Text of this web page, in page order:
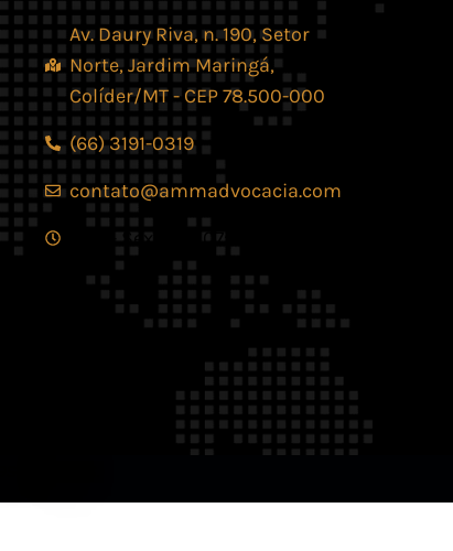
Av. Daury Riva, n. 190, Setor
Norte, Jardim Maringá,
Colíder/MT - CEP 78.500-000
(66) 3191-0319
contato@ammadvocacia.com
Seg. - Sex., das 07:30 - 17:30